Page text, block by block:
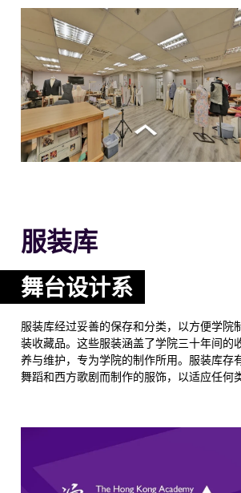
服装库
舞台设计系
服装库经过妥善的保存和分类，以方便学院
装收藏品。这些服装涵盖了学院三十年间的
养与维护，专为学院的制作所用。服装库存
舞蹈和西方歌剧而制作的服饰，以适应任何